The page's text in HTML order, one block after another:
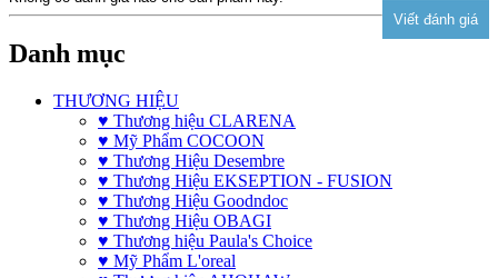
Danh mục
THƯƠNG HIỆU
♥ Thương hiệu CLARENA
♥ Mỹ Phẩm COCOON
♥ Thương Hiệu Desembre
♥ Thương Hiệu EKSEPTION - FUSION
♥ Thương Hiệu Goodndoc
♥ Thương Hiệu OBAGI
♥ Thương hiệu Paula's Choice
♥ Mỹ Phẩm L'oreal